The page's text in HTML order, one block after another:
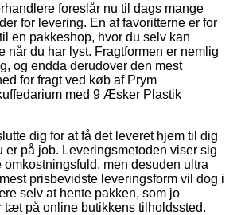
foreslår nu til dags mange
for levering. En af favoritterne er for
en pakkeshop, hvor du selv kan
når du har lyst. Fragtformen er nemlig
og endda derudover den mest
for fragt ved køb af Prym
med 9 Æsker Plastik
dig for at få det leveret hjem til dig
er på job. Leveringsmetoden viser sig
omkostningsfuld, men desuden ultra
prisbevidste leveringsform vil dog i
selv at hente pakken, som jo
tæt på online butikkens tilholdssted.